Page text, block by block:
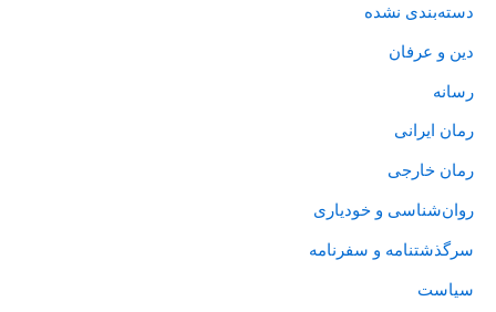
دسته‌بندی نشده
دین و عرفان
رسانه
رمان ایرانی
رمان خارجی
روان‌‌شناسی و خودیاری
سرگذشتنامه و سفرنامه
سیاست